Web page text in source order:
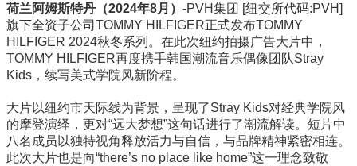
荷兰阿姆斯特丹（2024年8月）-PVH集团 [纽交所代码:PVH]
旗下全资子公司TOMMY HILFIGER正式发布TOMMY
HILFIGER 2024秋冬系列。在此次纽约拍摄广告大片中，
TOMMY HILFIGER再度携手韩国潮流音乐偶像团队Stray
Kids，续写美式学院风新阶程。
大片以纽约市天际线为背景，呈现了Stray Kids对经典学院风
的摩登演绎，更对“远大梦想”这句话进行了潮流解读。短片中
八名成员以独特视角释放活力与自信，与品牌精神紧密相连。
此次大片也是向“there’s no place like home”这一理念致敬